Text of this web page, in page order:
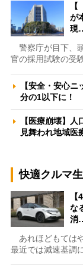
が
現
警察庁が目下、
官の採用試験の受
【安全・安心
分の1以下に！
【医療崩壊】
見舞われ地域
快適クルマ
な
消
あれほどもては
最近では減速基調